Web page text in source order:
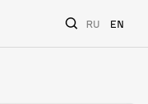
RU EN